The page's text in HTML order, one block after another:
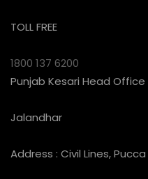
TOLL FREE
1800 137 6200
Punjab Kesari Head Office
Jalandhar
Address : Civil Lines,